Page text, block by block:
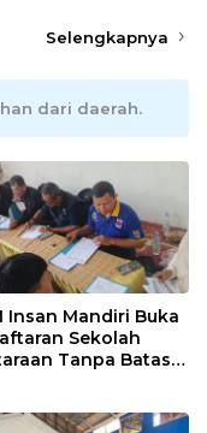
Selengkapnya
dari daerah.
Insan Mandiri Buka
Sekolah
Tanpa Batas